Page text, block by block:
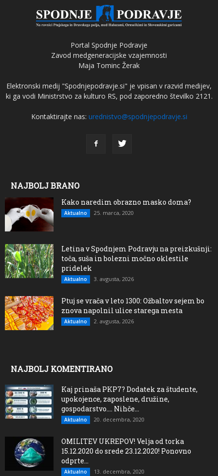
Portal Spodnje Podravje
Zavod medgeneracijske vzajemnosti
Maja Tominc Žerak
Elektronski medij "Spodnjepodravje.si" je vpisan v razvid medijev,
ki ga vodi Ministrstvo za kulturo RS, pod zaporedno številko 2121.
Kontaktirajte nas: urednistvo@spodnjepodravje.si
NAJBOLJ BRANO
Kako naredim obrazno masko doma?
Aktualno 25. marca, 2020
Letina v Spodnjem Podravju na preizkušnji:
toča, suša in bolezni močno oklestile
pridelek
Aktualno 3. avgusta, 2026
Ptuj se vrača v leto 1300: Ožbaltov sejem bo
znova napolnil ulice starega mesta
Aktualno 2. avgusta, 2026
NAJBOLJ KOMENTIRANO
Kaj prinaša PKP7? Dodatek za študente,
upokojence, zaposlene, družine,
gospodarstvo…. Nihče...
Aktualno 20. decembra, 2020
OMILITEV UKREPOV! Velja od torka
15.12.2020 do srede 23.12.2020! Ponovno
odprte...
Aktualno 13. decembra, 2020